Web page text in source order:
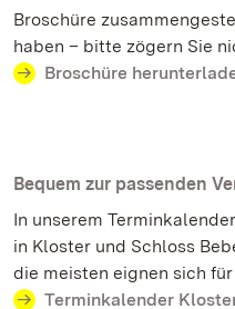
Broschüre
haben – bitte zögern Sie
Broschüre
Bequem zur passenden
In unserem
in Kloster und Schloss
die meisten eignen sich
Terminkalender